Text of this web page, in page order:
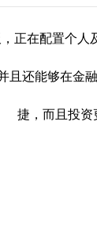
正在配置个人
且还能够在金
捷，而且投资